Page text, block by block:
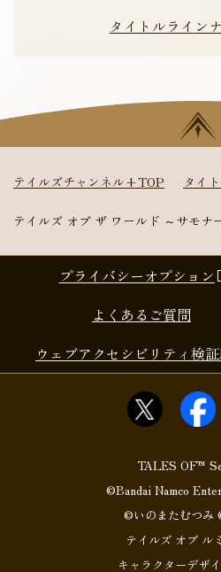
タイトルライン
テイルズチャンネル+TOP タイ
テイルズ オブ ザ ワールド ～サモナ
プライバシーオプション
よくあるご質問
ウェブアクセシビリティ検
TALES OF™
©Bandai Namco
©いのまたむつみ
テイルズ オブ ル
キャラクターデザ